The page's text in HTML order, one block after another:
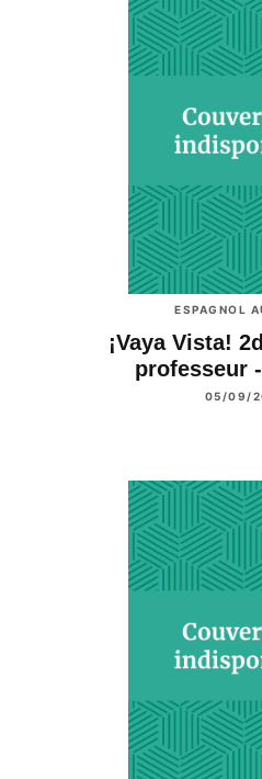
ESPAGNOL
¡Vaya Vista!
professeur
05/09/